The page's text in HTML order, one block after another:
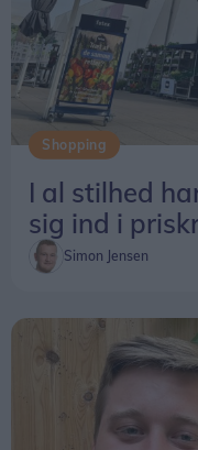
Shopping
I al stilhed
sig ind i
Simon Jensen